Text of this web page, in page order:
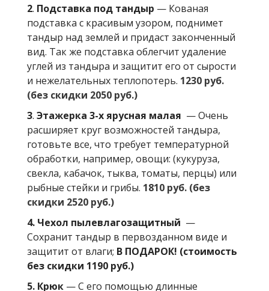
2. Подставка под тандыр — Кованая
подставка с красивым узором, поднимет
тандыр над землей и придаст законченный
вид. Так же подставка облегчит удаление
углей из тандыра и защитит его от сырости
и нежелательных теплопотерь. 1230 руб.
(без скидки 2050 руб.)
3. Этажерка 3-х ярусная малая — Очень
расширяет круг возможностей тандыра,
готовьте все, что требует температурной
обработки, например, овощи: (кукуруза,
свекла, кабачок, тыква, томаты, перцы) или
рыбные стейки и грибы. 1810 руб. (без
скидки 2520 руб.)
4. Чехол пылевлагозащитный —
Сохранит тандыр в первозданном виде и
защитит от влаги; В ПОДАРОК! (стоимость
без скидки 1190 руб.)
5. Крюк — С его помощью длинные